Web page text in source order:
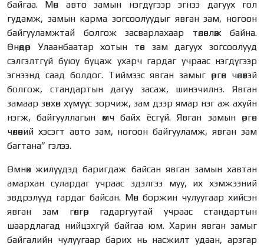
байгаа. Мөн авто замын нэгдүгээр эгнээ дагуух гол
гудамж, замын карма зогсоолуудыг явган зам, ногоон
байгууламжтай болгож засварлахаар төлөвлөж байна.
Өнөөдөр Улаанбаатар хотын төв зам дагуух зогсоолууд
сэлгэлтгүй буюу буцаж ухарч гардаг учраас нэгдүгээр
эгнээнд саад болдог. Тиймээс явган замыг өргөн чөлөөтэй
болгож, стандартын дагуу засаж, шинэчилнэ. Явган
замаар зөвхөн хүмүүс зорчиж, зам дээр ямар нэг аж ахуйн
нэгж, байгууллагын өмч байх ёсгүй. Явган замын өргөн
чөлөөний хэсэгт авто зам, ногоон байгууламж, явган зам
багтана” гэлээ.
Өмнөх жилүүдэд баригдаж байсан явган замын хавтан
амархан сулардаг учраас эдэлгээ муу, их хэмжээний
эвдрэлүүд гардаг байсан. Мөн боржин чулуугаар хийсэн
явган зам гөлгөр гадаргуутай учраас стандартын
шаардлагад нийцэхгүй байгаа юм. Харин явган замыг
байгалийн чулуугаар барих нь насжилт удаан, арзгар